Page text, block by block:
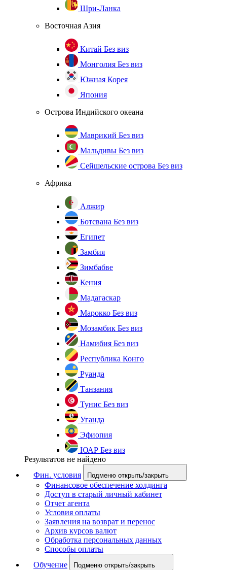
Шри-Ланка
Восточная Азия
Китай Без виз
Монголия Без виз
Южная Корея
Япония
Острова Индийского океана
Маврикий Без виз
Мальдивы Без виз
Сейшельские острова Без виз
Африка
Алжир
Ботсвана Без виз
Египет
Замбия
Зимбабве
Кения
Мадагаскар
Марокко Без виз
Мозамбик Без виз
Намибия Без виз
Республика Конго
Руанда
Танзания
Тунис Без виз
Уганда
Эфиопия
ЮАР Без виз
Результатов не найдено
Фин. условия
Подменю открыть/закрыть
Финансовое обеспечение холдинга
Доступ в старый личный кабинет
Отчет агента
Условия оплаты
Заявления на возврат и перенос
Архив курсов валют
Обработка персональных данных
Способы оплаты
Обучение
Подменю открыть/закрыть